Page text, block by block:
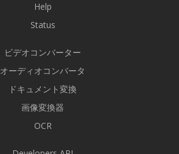
Help
Status
ビデオコンバーター
オーディオコンバータ
ドキュメント変換
画像変換器
OCR